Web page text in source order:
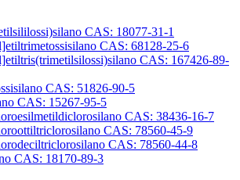
CAS: 18077-31-1
CAS: 68128-25-6
CAS: 167426-89-
CAS: 51826-90-5
CAS: 15267-95-5
CAS: 38436-16-7
CAS: 78560-45-9
CAS: 78560-44-8
CAS: 18170-89-3